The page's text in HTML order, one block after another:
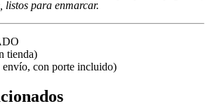
listos para enmarcar.
tienda)
envío, con porte incluido)